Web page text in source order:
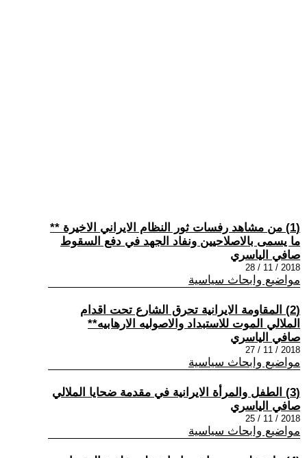
(1) من مشاهد رفسات ثور النظام الايراني الاخيرة **
ما يسمى بالاصلاحيين ونفاد الجهد في دفع السقوط
صافي الياسري
2018 / 11 / 28
مواضيع وابحاث سياسية
(2) المقاومة الايرانية تحرق الشارع تحت اقدام
الملالي الموت للاستبداد والاصوليه الارهابيه**
صافي الياسري
2018 / 11 / 27
مواضيع وابحاث سياسية
(3) الطفل والمرأة الايرانية في مقدمة ضحايا الملالي
صافي الياسري
2018 / 11 / 25
مواضيع وابحاث سياسية